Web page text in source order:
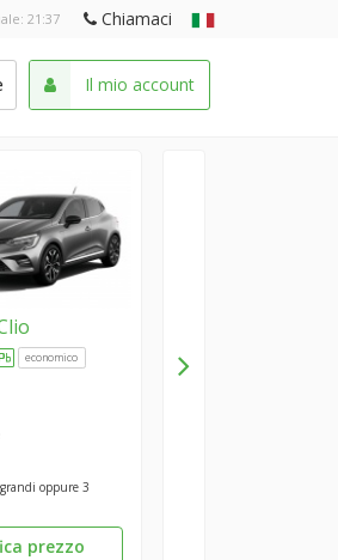
21:37 Chiamaci
Il mio account
economico
oppure 3
prezzo